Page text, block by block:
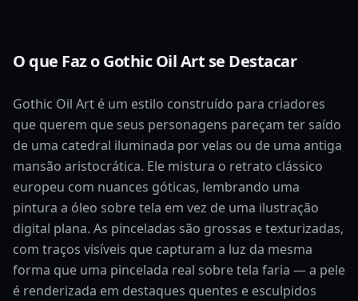
O que Faz o Gothic Oil Art se Destacar
Gothic Oil Art é um estilo construído para criadores
que querem que seus personagens pareçam ter saído
de uma catedral iluminada por velas ou de uma antiga
mansão aristocrática. Ele mistura o retrato clássico
europeu com nuances góticas, lembrando uma
pintura a óleo sobre tela em vez de uma ilustração
digital plana. As pinceladas são grossas e texturizadas,
com traços visíveis que capturam a luz da mesma
forma que uma pincelada real sobre tela faria — a pele
é renderizada em destaques quentes e esculpidos